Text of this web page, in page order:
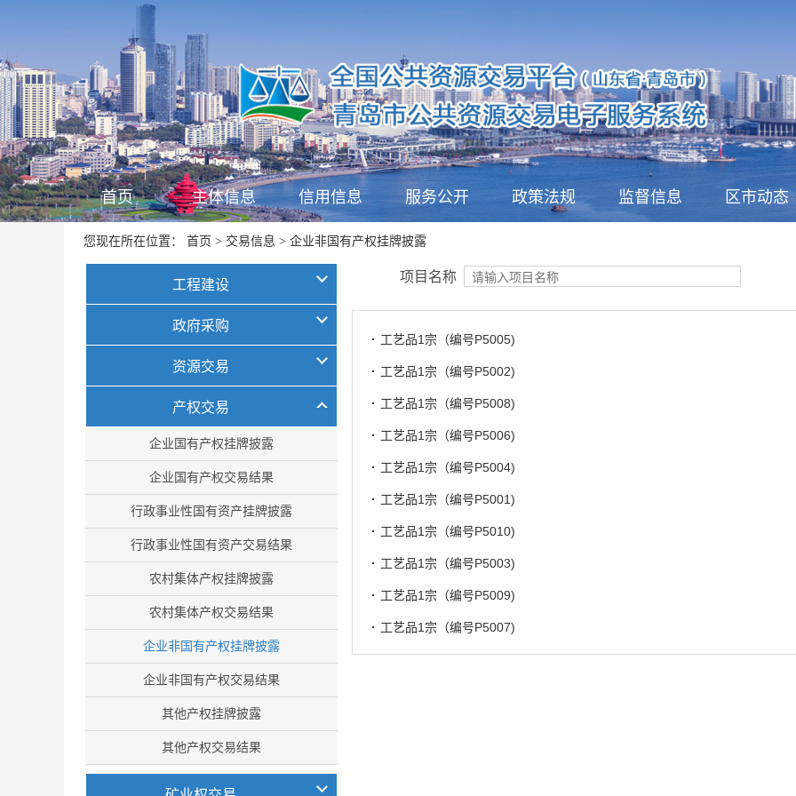
首页 主体信息 信用信息 服务公开 政策法规 监督信息 区市动态
您现在所在位置： 首页 > 交易信息 > 企业非国有产权挂牌披露
工程建设
政府采购
资源交易
产权交易
企业国有产权挂牌披露
企业国有产权交易结果
行政事业性国有资产挂牌披露
行政事业性国有资产交易结果
农村集体产权挂牌披露
农村集体产权交易结果
企业非国有产权挂牌披露
企业非国有产权交易结果
其他产权挂牌披露
其他产权交易结果
项目名称
· 工艺品1宗（编号P5005)
· 工艺品1宗（编号P5002)
· 工艺品1宗（编号P5008)
· 工艺品1宗（编号P5006)
· 工艺品1宗（编号P5004)
· 工艺品1宗（编号P5001)
· 工艺品1宗（编号P5010)
· 工艺品1宗（编号P5003)
· 工艺品1宗（编号P5009)
· 工艺品1宗（编号P5007)